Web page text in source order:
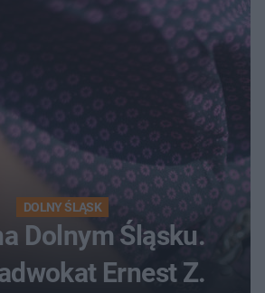
DOLNY ŚLĄSK
Dolnym Śląsku.
Ernest Z.